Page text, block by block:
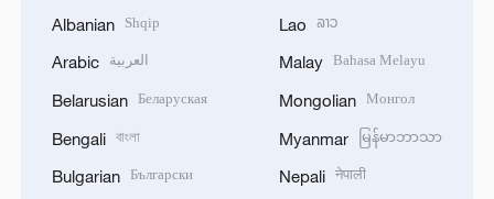
Albanian Shqip
Arabic العربية
Belarusian Беларуская
Bengali বাংলা
Bulgarian Български
Lao ລາວ
Malay Bahasa Melayu
Mongolian Монгол
Myanmar မြန်မာဘာသာ
Nepali नेपाली